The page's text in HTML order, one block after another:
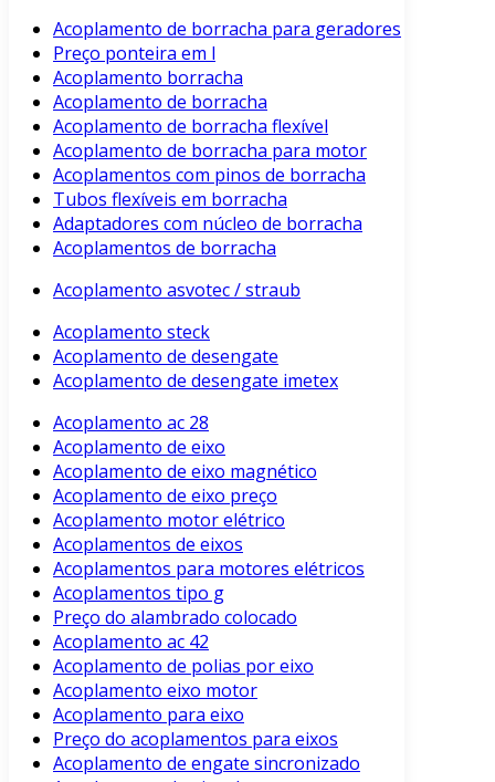
Acoplamento de borracha para geradores
Preço ponteira em l
Acoplamento borracha
Acoplamento de borracha
Acoplamento de borracha flexível
Acoplamento de borracha para motor
Acoplamentos com pinos de borracha
Tubos flexíveis em borracha
Adaptadores com núcleo de borracha
Acoplamentos de borracha
Acoplamento asvotec / straub
Acoplamento steck
Acoplamento de desengate
Acoplamento de desengate imetex
Acoplamento ac 28
Acoplamento de eixo
Acoplamento de eixo magnético
Acoplamento de eixo preço
Acoplamento motor elétrico
Acoplamentos de eixos
Acoplamentos para motores elétricos
Acoplamentos tipo g
Preço do alambrado colocado
Acoplamento ac 42
Acoplamento de polias por eixo
Acoplamento eixo motor
Acoplamento para eixo
Preço do acoplamentos para eixos
Acoplamento de engate sincronizado